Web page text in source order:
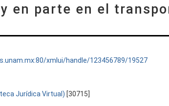
en parte en el
xmlui/handle/123456789/19527
Jurídica Virtual) [30715]